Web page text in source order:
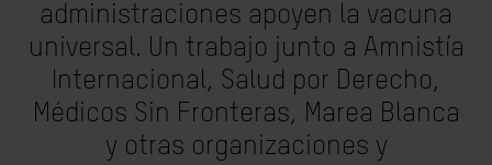
administraciones apoyen la vacuna
universal. Un trabajo junto a Amnistía
Internacional, Salud por Derecho,
Médicos Sin Fronteras, Marea Blanca
y otras organizaciones y